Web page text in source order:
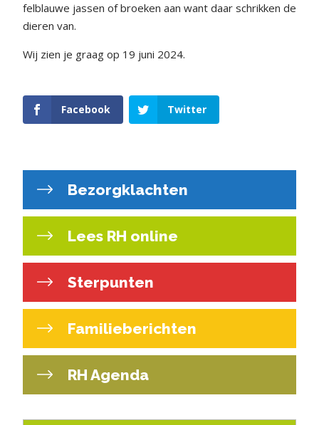
felblauwe jassen of broeken aan want daar schrikken de
dieren van.
Wij zien je graag op 19 juni 2024.
Facebook Twitter
Bezorgklachten
Lees RH online
Sterpunten
Familieberichten
RH Agenda